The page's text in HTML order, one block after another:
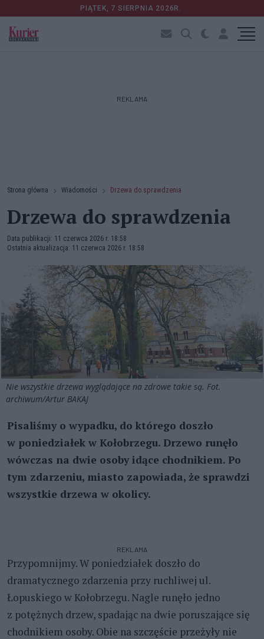
PIĄTEK, 7 SIERPNIA 2026R.
REKLAMA
Strona główna Wiadomości Drzewa do sprawdzenia
Drzewa do sprawdzenia
Data publikacji: 11 czerwca 2026 r. 18:58
Ostatnia aktualizacja: 11 czerwca 2026 r. 18:58
Nie wszystkie drzewa wyglądające na zdrowe takie są. Fot.
archiwum/Artur BAKAJ
Pisaliśmy o wypadku, do którego doszło
w poniedziałek w Kołobrzegu. Drzewo runęło
wówczas na dwie osoby idące chodnikiem. Po
tym zdarzeniu, miasto zapowiada, że sprawdzi
wszystkie drzewa w okolicy.
REKLAMA
Przypomnijmy. W poniedziałek doszło do
dramatycznego zdarzenia przy ruchliwej ul.
Łopuskiego w Kołobrzegu. Nagle runęło jedno
z potężnych drzew, spadając na dwie poruszające się
chodnikiem osoby. Obie na szczęście przeżyły nie